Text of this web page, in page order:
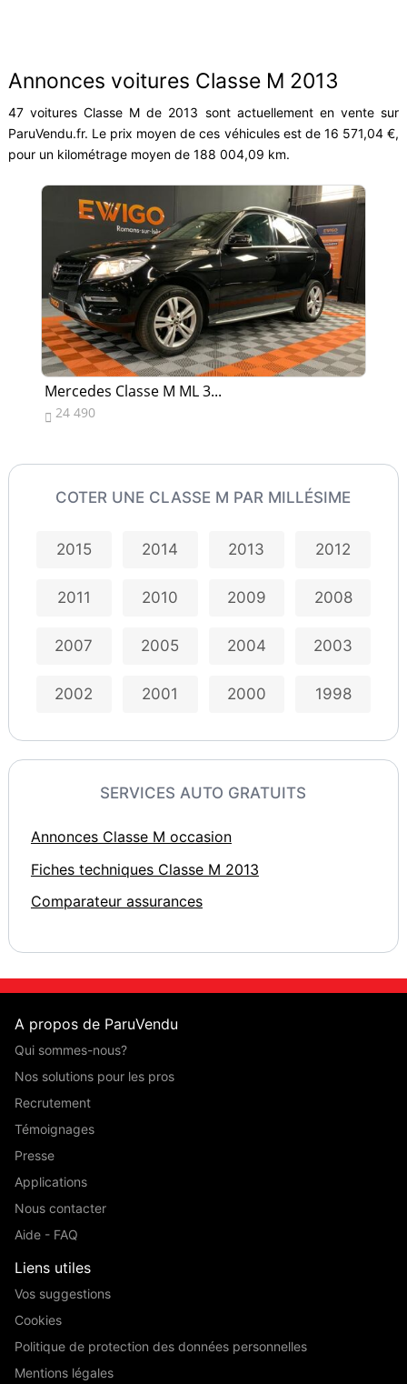
Annonces voitures Classe M 2013
47 voitures Classe M de 2013 sont actuellement en vente sur
ParuVendu.fr. Le prix moyen de ces véhicules est de 16 571,04 €,
pour un kilométrage moyen de 188 004,09 km.
Mercedes Classe M ML 3...
 24 490
COTER UNE CLASSE M PAR MILLÉSIME
2015 2014 2013 2012
2011 2010 2009 2008
2007 2005 2004 2003
2002 2001 2000 1998
SERVICES AUTO GRATUITS
Annonces Classe M occasion
Fiches techniques Classe M 2013
Comparateur assurances
A propos de ParuVendu
Qui sommes-nous?
Nos solutions pour les pros
Recrutement
Témoignages
Presse
Applications
Nous contacter
Aide - FAQ
Liens utiles
Vos suggestions
Cookies
Politique de protection des données personnelles
Mentions légales